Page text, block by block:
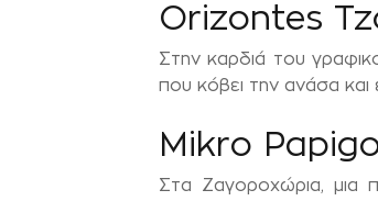
Orizontes
Στην καρδιά του
που κόβει την ανάσα
Mikro
Στα Ζαγοροχώρια, μια